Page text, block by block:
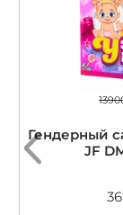
Гендерный
JF